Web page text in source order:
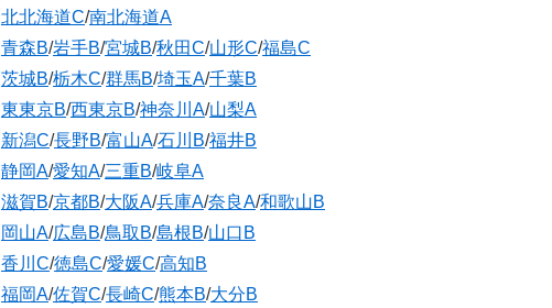
北北海道C/南北海道A
青森B/岩手B/宮城B/秋田C/山形C/福島C
茨城B/栃木C/群馬B/埼玉A/千葉B
東東京B/西東京B/神奈川A/山梨A
新潟C/長野B/富山A/石川B/福井B
静岡A/愛知A/三重B/岐阜A
滋賀B/京都B/大阪A/兵庫A/奈良A/和歌山B
岡山A/広島B/鳥取B/島根B/山口B
香川C/徳島C/愛媛C/高知B
福岡A/佐賀C/長崎C/熊本B/大分B